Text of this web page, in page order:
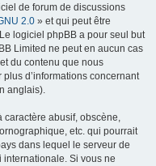
de forum de discussions
2.0 » et qui peut être
logiciel phpBB a pour seul but
Limited ne peut en aucun cas
du contenu que nous
d’informations concernant
anglais).
caractère abusif, obscène,
etc. qui pourrait
dans lequel le serveur de
Si vous ne